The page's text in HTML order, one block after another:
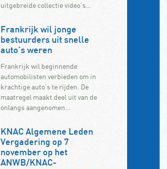
uitgebreide collectie video’s…
Frankrijk wil jonge
bestuurders uit snelle
auto’s weren
Frankrijk wil beginnende
automobilisten verbieden om in
krachtige auto’s te rijden. De
maatregel maakt deel uit van de
onlangs aangenomen…
KNAC Algemene Leden
Vergadering op 7
november op het
ANWB/KNAC-